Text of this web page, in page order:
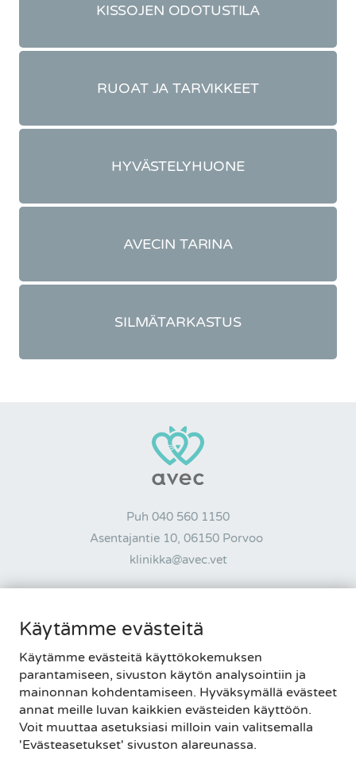
KISSOJEN ODOTUSTILA
RUOAT JA TARVIKKEET
HYVÄSTELYHUONE
AVECIN TARINA
SILMÄTARKASTUS
Puh 040 560 1150
Asentajantie 10, 06150 Porvoo
klinikka@avec.vet
MA-PE 8-20 • LA-SU 9-15
Tietosuojaseloste|Palautelomake
Evästeasetukset
Käytämme evästeitä
Käytämme evästeitä käyttökokemuksen
parantamiseen, sivuston käytön analysointiin ja
mainonnan kohdentamiseen. Hyväksymällä evästeet
annat meille luvan kaikkien evästeiden käyttöön.
Voit muuttaa asetuksiasi milloin vain valitsemalla
'Evästeasetukset' sivuston alareunassa.